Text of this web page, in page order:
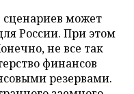
может
России. При этом
не все так
финансов
резервами.